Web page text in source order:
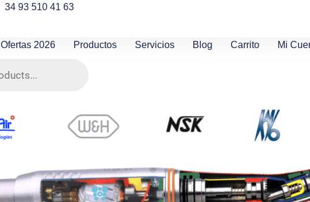
34 93 510 41 63
Ofertas 2026 Productos Servicios Blog Carrito Mi